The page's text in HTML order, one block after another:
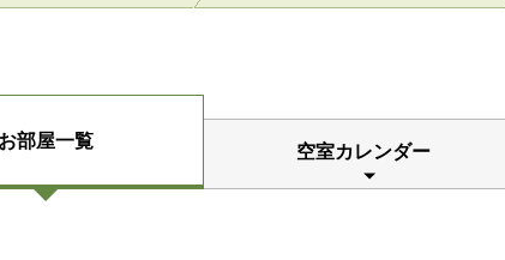
お部屋一覧 空室カレンダー